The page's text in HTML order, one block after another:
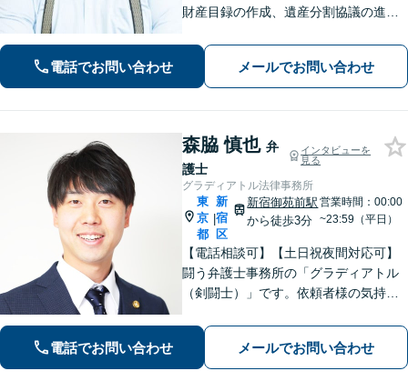
財産目録の作成、遺産分割協議の進行
す」「インターネット：初期段階から
弁護士が介入して被害拡大を最小限に
抑え、依頼者さまの名誉と権利を守り
ます」
電話でお問い合わせ メールでお問い合わせ
森脇 慎也 弁
護士
インタビューを
見る
グラディアトル法律事務所
東
京
都
|
新
宿
区
新宿御苑前駅
から徒歩3分
営業時間：00:00
~23:59（平日）
【電話相談可】【土日祝夜間対応可】
闘う弁護士事務所の「グラディアトル
（剣闘士）」です。依頼者様の気持ち
確固たるスタイルを貫きます。離婚・
刑事事件・相続など何でもご相談くだ
さい。
電話でお問い合わせ メールでお問い合わせ